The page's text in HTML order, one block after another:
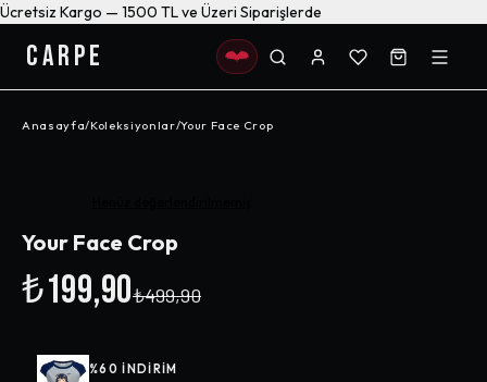
Ücretsiz Kargo — 1500 TL ve Üzeri Siparişlerde
CARPE
Anasayfa/Koleksiyonlar/Your Face Crop
Your Face Crop
₺199,90₺499,90
%60 INDIRIM